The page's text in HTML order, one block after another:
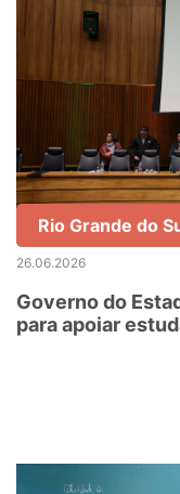
Rio Grande do
26.06.2026
Governo do
para apoiar